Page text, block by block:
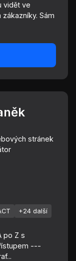
vidět ve
Sám
stránek
+24 další
po Z s
---